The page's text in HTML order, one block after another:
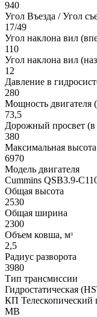
940
Угол Въезда / Угол
17/49
Угол наклона вил
110
Угол наклона вил
12
Давление в
280
Мощность двигателя
73,5
Дорожный просвет
380
Максимальная
6970
Модель двигателя
Cummins QSB3.9-
Общая высота
2530
Общая ширина
2300
Объем ковша, мᶟ
2,5
Радиус разворота
3980
Тип трансмиссии
Гидростатическая
КП Телескопический
MB